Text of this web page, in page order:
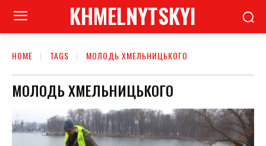
KHMELNYTSKYI
HOME TAGS МОЛОДЬ ХМЕЛЬНИЦЬКОГО
МОЛОДЬ ХМЕЛЬНИЦЬКОГО